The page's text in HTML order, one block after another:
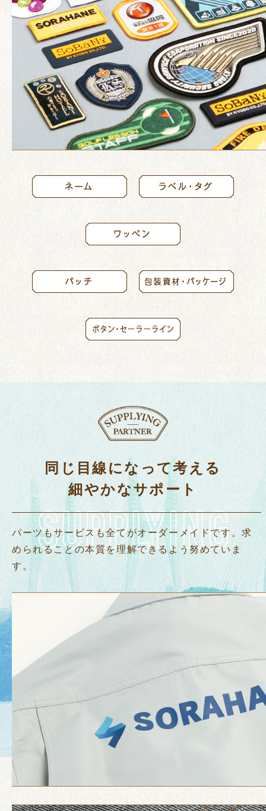
同じ目線になって考える
細やかなサポート
パーツもサービスも全てがオーダーメイドです。求
められることの本質を理解できるよう努めていま
す。